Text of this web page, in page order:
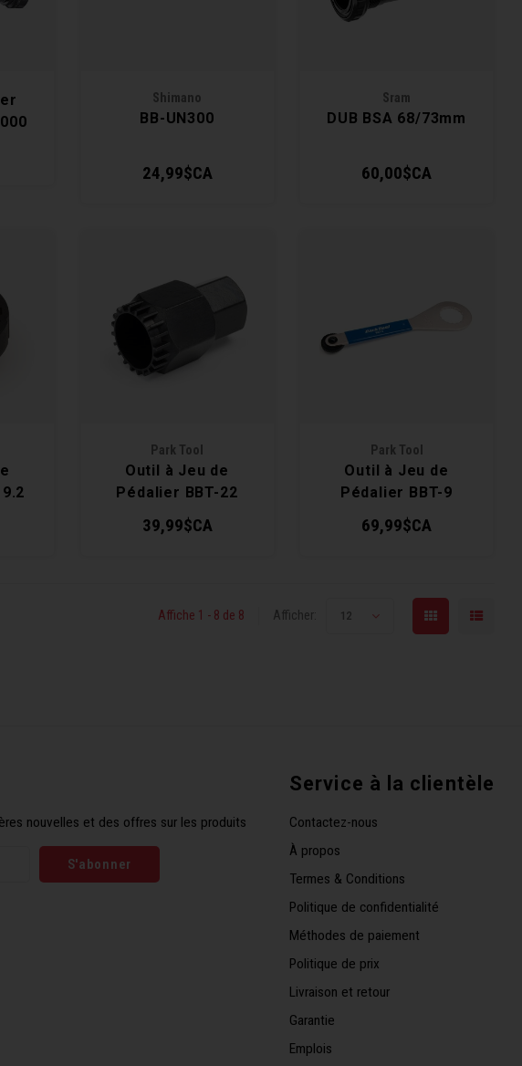
Shimano
BB-UN300
24,99$CA
Sram
DUB BSA 68/73mm
60,00$CA
Park Tool
Outil à Jeu de
Pédalier BBT-22
39,99$CA
Park Tool
Outil à Jeu de
Pédalier BBT-9
69,99$CA
Affiche 1 - 8 de 8 Afficher: 12
nouvelles et des offres sur les produits
S'abonner
Service à la clientèle
Contactez-nous
À propos
Termes & Conditions
Politique de confidentialité
Méthodes de paiement
Politique de prix
Livraison et retour
Garantie
Emplois